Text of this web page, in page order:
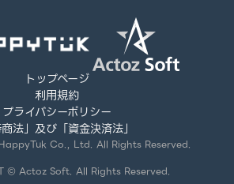
トップページ
利用規約
プライバシーポリシー
商法」及び「資金決済法」
Co., Ltd. All Rights Reserved.
© Actoz Soft. All Rights Reserved.